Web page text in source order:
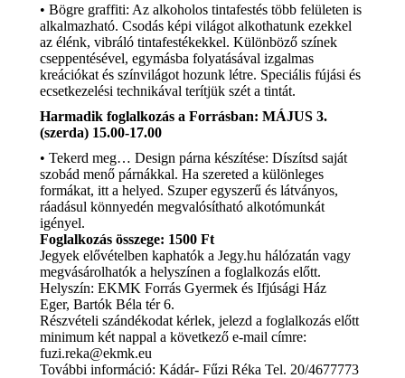
• Bögre graffiti: Az alkoholos tintafestés több felületen is
alkalmazható. Csodás képi világot alkothatunk ezekkel
az élénk, vibráló tintafestékekkel. Különböző színek
cseppentésével, egymásba folyatásával izgalmas
kreációkat és színvilágot hozunk létre. Speciális fújási és
ecsetkezelési technikával terítjük szét a tintát.
Harmadik foglalkozás a Forrásban: MÁJUS 3.
(szerda) 15.00-17.00
• Tekerd meg… Design párna készítése: Díszítsd saját
szobád menő párnákkal. Ha szereted a különleges
formákat, itt a helyed. Szuper egyszerű és látványos,
ráadásul könnyedén megvalósítható alkotómunkát
igényel.
Foglalkozás összege: 1500 Ft
Jegyek elővételben kaphatók a Jegy.hu hálózatán vagy
megvásárolhatók a helyszínen a foglalkozás előtt.
Helyszín: EKMK Forrás Gyermek és Ifjúsági Ház
Eger, Bartók Béla tér 6.
Részvételi szándékodat kérlek, jelezd a foglalkozás előtt
minimum két nappal a következő e-mail címre:
fuzi.reka@ekmk.eu
További információ: Kádár- Fűzi Réka Tel. 20/4677773